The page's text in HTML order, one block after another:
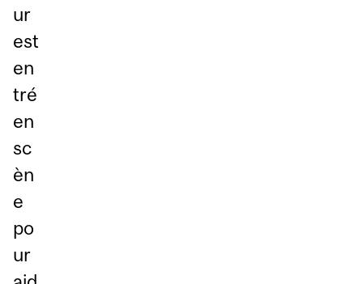
ur
est
en
tré
en
sc
èn
e
po
ur